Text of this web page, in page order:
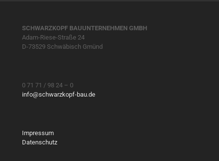
SCHWARZKOPF BAUUNTERNEHMEN GMBH
Adam-Riese-Straße 24
D-73529 Schwäbisch Gmünd
0 71 71 / 98 24 – 0
info@schwarzkopf-bau.de
Impressum
Datenschutz